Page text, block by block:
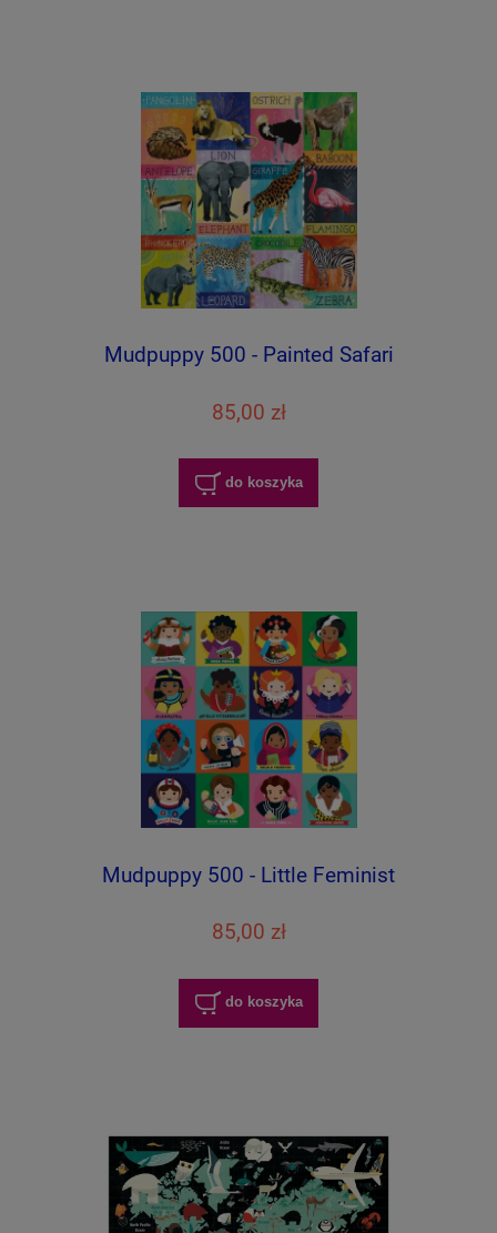
Mudpuppy 500 - Painted Safari
85,00 zł
do koszyka
Mudpuppy 500 - Little Feminist
85,00 zł
do koszyka